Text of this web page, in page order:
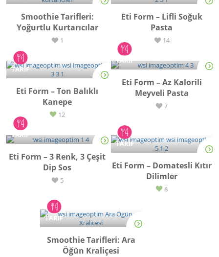
Smoothie Tarifleri:
Yoğurtlu Kurtarıcılar
1
Eti Form – Lifli Soğuk
Pasta
14
TARİF
Eti Form – Ton Balıklı
Kanepe
12
TARİF
Eti Form – Az Kalorili
Meyveli Pasta
7
TARİF
Eti Form – 3 Renk, 3 Çeşit
Dip Sos
5
TARİF
Eti Form – Domatesli Kıtır
Dilimler
8
TARİF
Smoothie Tarifleri: Ara
Öğün Kraliçesi